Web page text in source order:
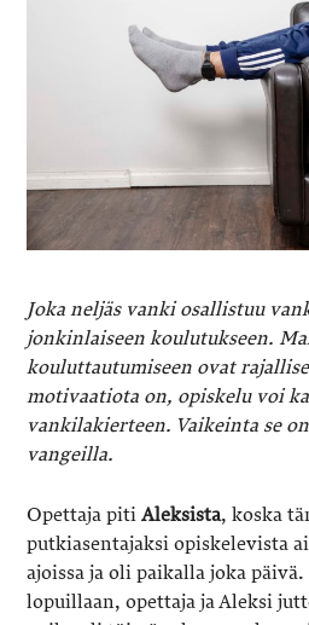
Joka neljäs vanki osallistuu
jonkinlaiseen koulutukseen.
kouluttautumiseen ovat
motivaatiota on, opiskelu voi
vankilakierteen. Vaikeinta se
vangeilla.
Opettaja pitiAleksista, koska
putkiasentajaksi opiskelevista
ajoissa ja oli paikalla joka
lopuillaan, opettaja ja Aleksi